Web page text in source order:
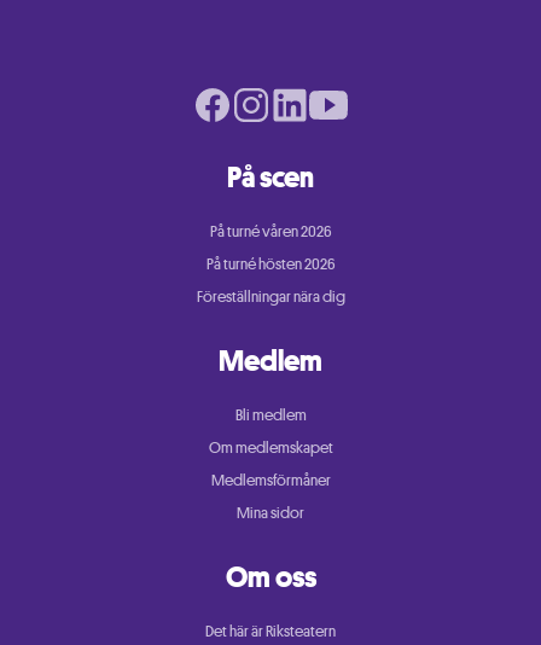
På scen
På turné våren 2026
På turné hösten 2026
Föreställningar nära dig
Medlem
Bli medlem
Om medlemskapet
Medlemsförmåner
Mina sidor
Om oss
Det här är Riksteatern
Facebook page
Instagram page
LinkedIn pageYoutube page